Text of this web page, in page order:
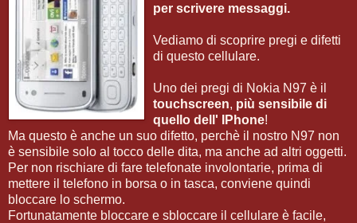
per scrivere messaggi.
Vediamo di scoprire pregi e difetti
di questo cellulare.
Uno dei pregi di Nokia N97 è il
touchscreen, più sensibile di
quello dell' IPhone!
Ma questo è anche un suo difetto, perchè il nostro N97 non
è sensibile solo al tocco delle dita, ma anche ad altri oggetti.
Per non rischiare di fare telefonate involontarie, prima di
mettere il telefono in borsa o in tasca, conviene quindi
bloccare lo schermo.
Fortunatamente bloccare e sbloccare il cellulare è facile,